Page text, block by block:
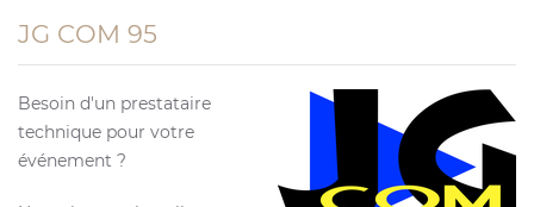
JG COM 95
Besoin d'un prestataire
technique pour votre
événement ?